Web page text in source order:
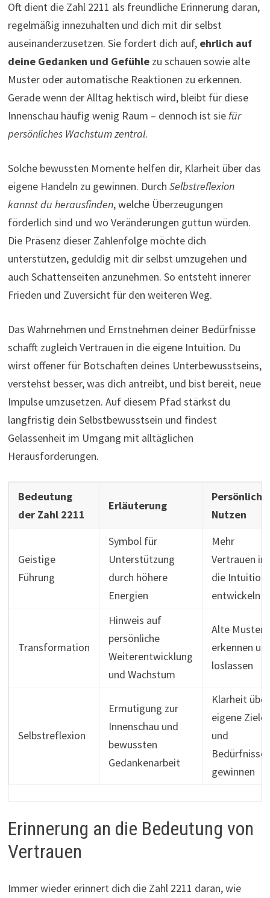
Oft dient die Zahl 2211 als freundliche Erinnerung daran,
regelmäßig innezuhalten und dich mit dir selbst
auseinanderzusetzen. Sie fordert dich auf, ehrlich auf
deine Gedanken und Gefühlezu schauen sowie alte
Muster oder automatische Reaktionen zu erkennen.
Gerade wenn der Alltag hektisch wird, bleibt für diese
Innenschau häufig wenig Raum – dennoch ist sie für
persönliches Wachstum zentral.
Solche bewussten Momente helfen dir, Klarheit über das
eigene Handeln zu gewinnen. Durch Selbstreflexion
kannst du herausfinden, welche Überzeugungen
förderlich sind und wo Veränderungen guttun würden.
Die Präsenz dieser Zahlenfolge möchte dich
unterstützen, geduldig mit dir selbst umzugehen und
auch Schattenseiten anzunehmen. So entsteht innerer
Frieden und Zuversicht für den weiteren Weg.
Das Wahrnehmen und Ernstnehmen deiner Bedürfnisse
schafft zugleich Vertrauen in die eigene Intuition. Du
wirst offener für Botschaften deines Unterbewusstseins,
verstehst besser, was dich antreibt, und bist bereit, neue
Impulse umzusetzen. Auf diesem Pfad stärkst du
langfristig dein Selbstbewusstsein und findest
Gelassenheit im Umgang mit alltäglichen
Herausforderungen.
Bedeutung
der Zahl 2211
Erläuterung
Nutzen
Geistige
Führung
Symbol für
Unterstützung
durch höhere
Energien
Mehr
Vertrauen in
die Intuition
entwickeln
Transformation
Hinweis auf
persönliche
Weiterentwicklung
und Wachstum
Alte Muster
erkennen
loslassen
Selbstreflexion
Ermutigung zur
Innenschau und
bewussten
Gedankenarbeit
Klarheit über
eigene Ziele
und
Bedürfnisse
gewinnen
Erinnerung an die Bedeutung von
Vertrauen
Immer wieder erinnert dich die Zahl 2211 daran, wie